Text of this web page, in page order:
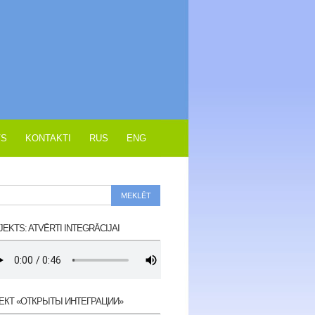
KONTAKTI RUS ENG
ATVĒRTI INTEGRĀCIJAI
«ОТКРЫТЫ ИНТЕГРАЦИИ»